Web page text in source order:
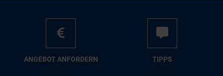
AN­GE­BOT AN­FOR­DERN TIPPS